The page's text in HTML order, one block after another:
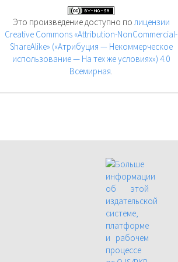
Это произведение доступно полицензии
Creative Commons «Attribution-NonCommercial-
ShareAlike» («Атрибуция — Некоммерческое
использование — На тех же условиях») 4.0
Всемирная.